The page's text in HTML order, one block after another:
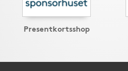
Presentkortsshop